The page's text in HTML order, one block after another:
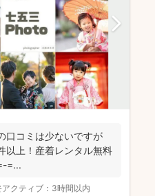
口コミは少ないですが
以上！産着レンタル無料
=...
クティブ： 3時間以内